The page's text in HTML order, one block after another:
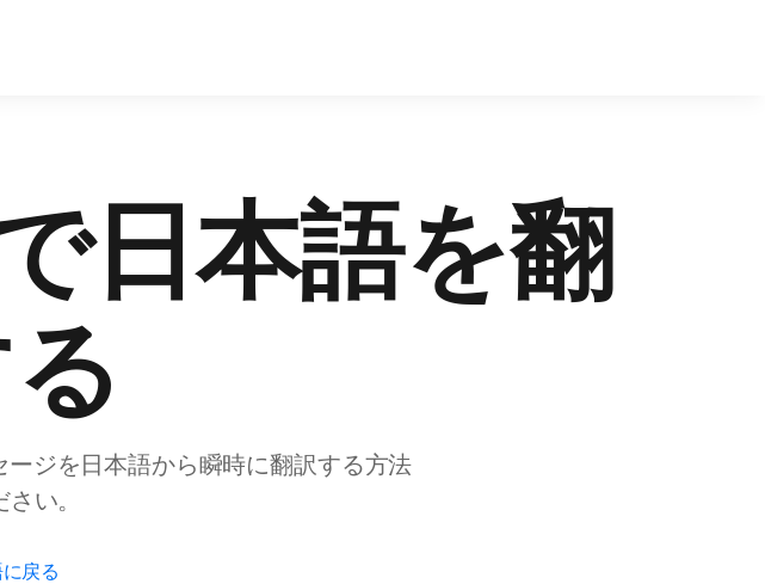
日本語を翻
ジを日本語から瞬時に翻訳する方法
い。
戻る